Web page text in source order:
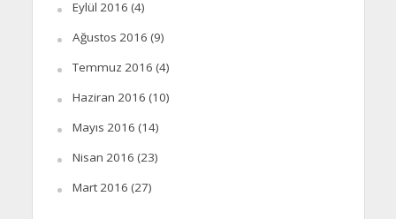
Eylül 2016 (4)
Ağustos 2016 (9)
Temmuz 2016 (4)
Haziran 2016 (10)
Mayıs 2016 (14)
Nisan 2016 (23)
Mart 2016 (27)